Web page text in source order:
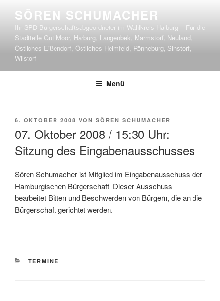
Inhalt
springen
SÖREN SCHUMACHER
Ihr SPD Bürgerschaftsabgeordneter im Wahlkreis Harburg – Für die
Stadtteile Gut Moor, Harburg, Langenbek, Marmstorf, Neuland,
Östliches Eißendorf, Östliches Heimfeld, Rönneburg, Sinstorf,
Wilstorf
Menü
VERÖFFENTLICHT
6. OKTOBER 2008 VON SÖREN SCHUMACHER
07. Oktober 2008 / 15:30 Uhr:
Sitzung des Eingabenausschusses
Sören Schumacher ist Mitglied im Eingabenausschuss der
Hamburgischen Bürgerschaft. Dieser Ausschuss
bearbeitet Bitten und Beschwerden von Bürgern, die an die
Bürgerschaft gerichtet werden.
KATEGORIEN
TERMINE